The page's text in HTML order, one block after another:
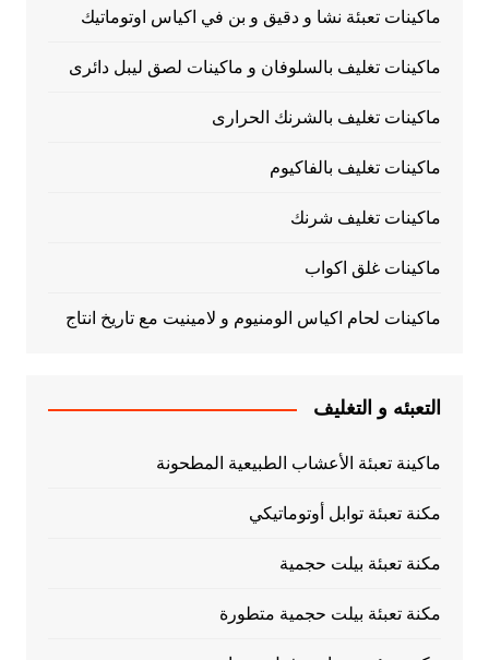
ماكينات تعبئة نشا و دقيق و بن في اكياس اوتوماتيك
ماكينات تغليف بالسلوفان و ماكينات لصق ليبل دائرى
ماكينات تغليف بالشرنك الحرارى
ماكينات تغليف بالفاكيوم
ماكينات تغليف شرنك
ماكينات غلق اكواب
ماكينات لحام اكياس الومنيوم و لامينيت مع تاريخ انتاج
التعبئه و التغليف
ماكينة تعبئة الأعشاب الطبيعية المطحونة
مكنة تعبئة توابل أوتوماتيكي
مكنة تعبئة بيلت حجمية
مكنة تعبئة بيلت حجمية متطورة